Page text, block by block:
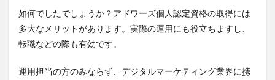
如何でしたでしょうか？アドワーズ個人認定資格の取得には
多大なメリットがあります。実際の運用にも役立ちますし、
転職などの際も有効です。
運用担当の方のみならず、デジタルマーケティング業界に携